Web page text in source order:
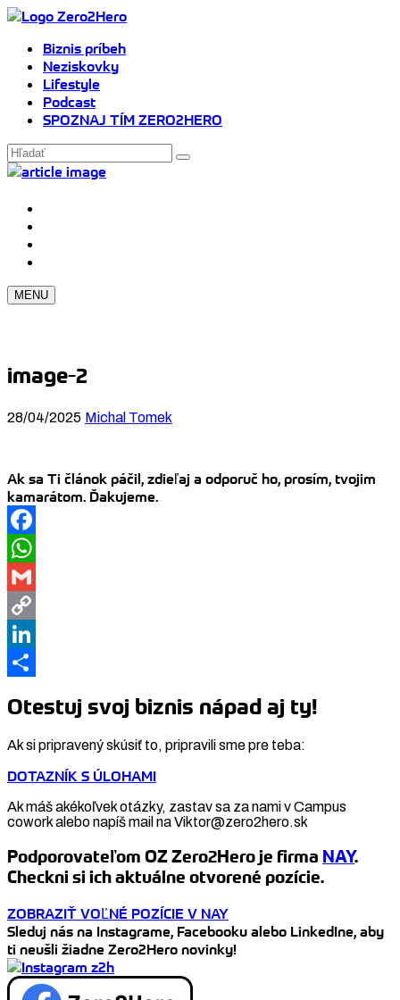
Biznis príbeh
Neziskovky
Lifestyle
Podcast
SPOZNAJ TÍM ZERO2HERO
MENU
image-2
28/04/2025 Michal Tomek
Ak sa Ti článok páčil, zdieľaj a odporuč ho, prosím, tvojim
kamarátom. Ďakujeme.
Facebook
WhatsApp
Gmail
Copy
Link
LinkedIn
Otestuj svoj biznis nápad aj ty!
Ak si pripravený skúsiť to, pripravili sme pre teba:
DOTAZNÍK S ÚLOHAMI
Ak máš akékoľvek otázky, zastav sa za nami v Campus
cowork alebo napíš mail na Viktor@zero2hero.sk
Podporovateľom OZ Zero2Hero je firma NAY.
Checkni si ich aktuálne otvorené pozície.
ZOBRAZIŤ VOĽNÉ POZÍCIE V NAY
Sleduj nás na Instagrame, Facebooku alebo LinkedIne, aby
ti neušli žiadne Zero2Hero novinky!